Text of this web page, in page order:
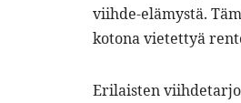
viihde-elämystä.
kotona vietettyä
Erilaisten